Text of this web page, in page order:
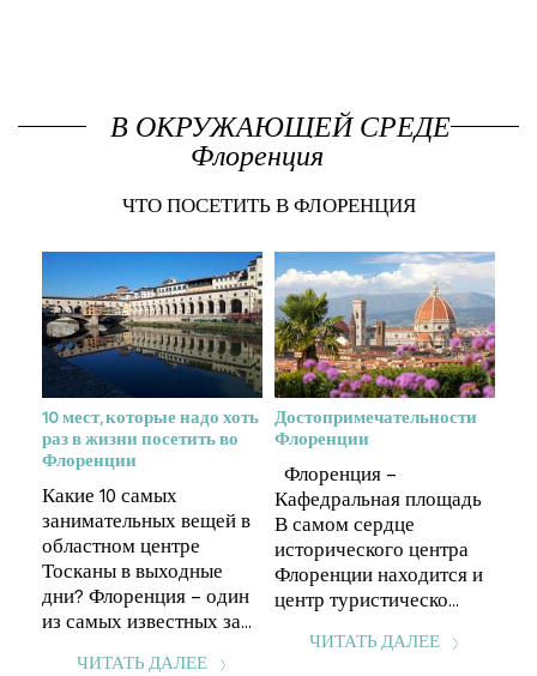
В ОКРУЖАЮЩЕЙ СРЕДЕ
Флоренция
ЧТО ПОСЕТИТЬ В ФЛОРЕНЦИЯ
10 мест, которые надо хоть
раз в жизни посетить во
Флоренции
Какие 10 самых
занимательных вещей в
областном центре
Тосканы в выходные
дни? Флоренция – один
из самых известных за...
ЧИТАТЬ ДАЛЕЕ
Достопримечательности
Флоренции
Флоренция –
Кафедральная площадь
В самом сердце
исторического центра
Флоренции находится и
центр туристическо...
ЧИТАТЬ ДАЛЕЕ